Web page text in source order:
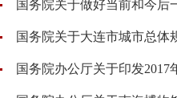
国务院关于做好当前和今后
国务院关于大连市城市总体
国务院办公厅关于印发